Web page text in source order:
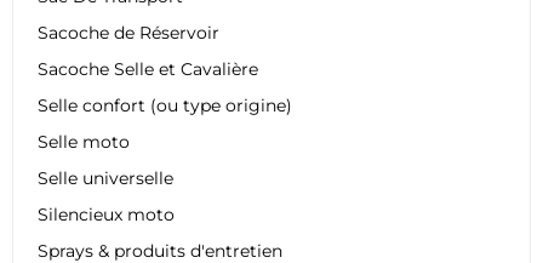
Sacoche de Réservoir
Sacoche Selle et Cavalière
Selle confort (ou type origine)
Selle moto
Selle universelle
Silencieux moto
Sprays & produits d'entretien